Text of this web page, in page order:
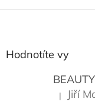
Hodnotíte vy
| Jiří